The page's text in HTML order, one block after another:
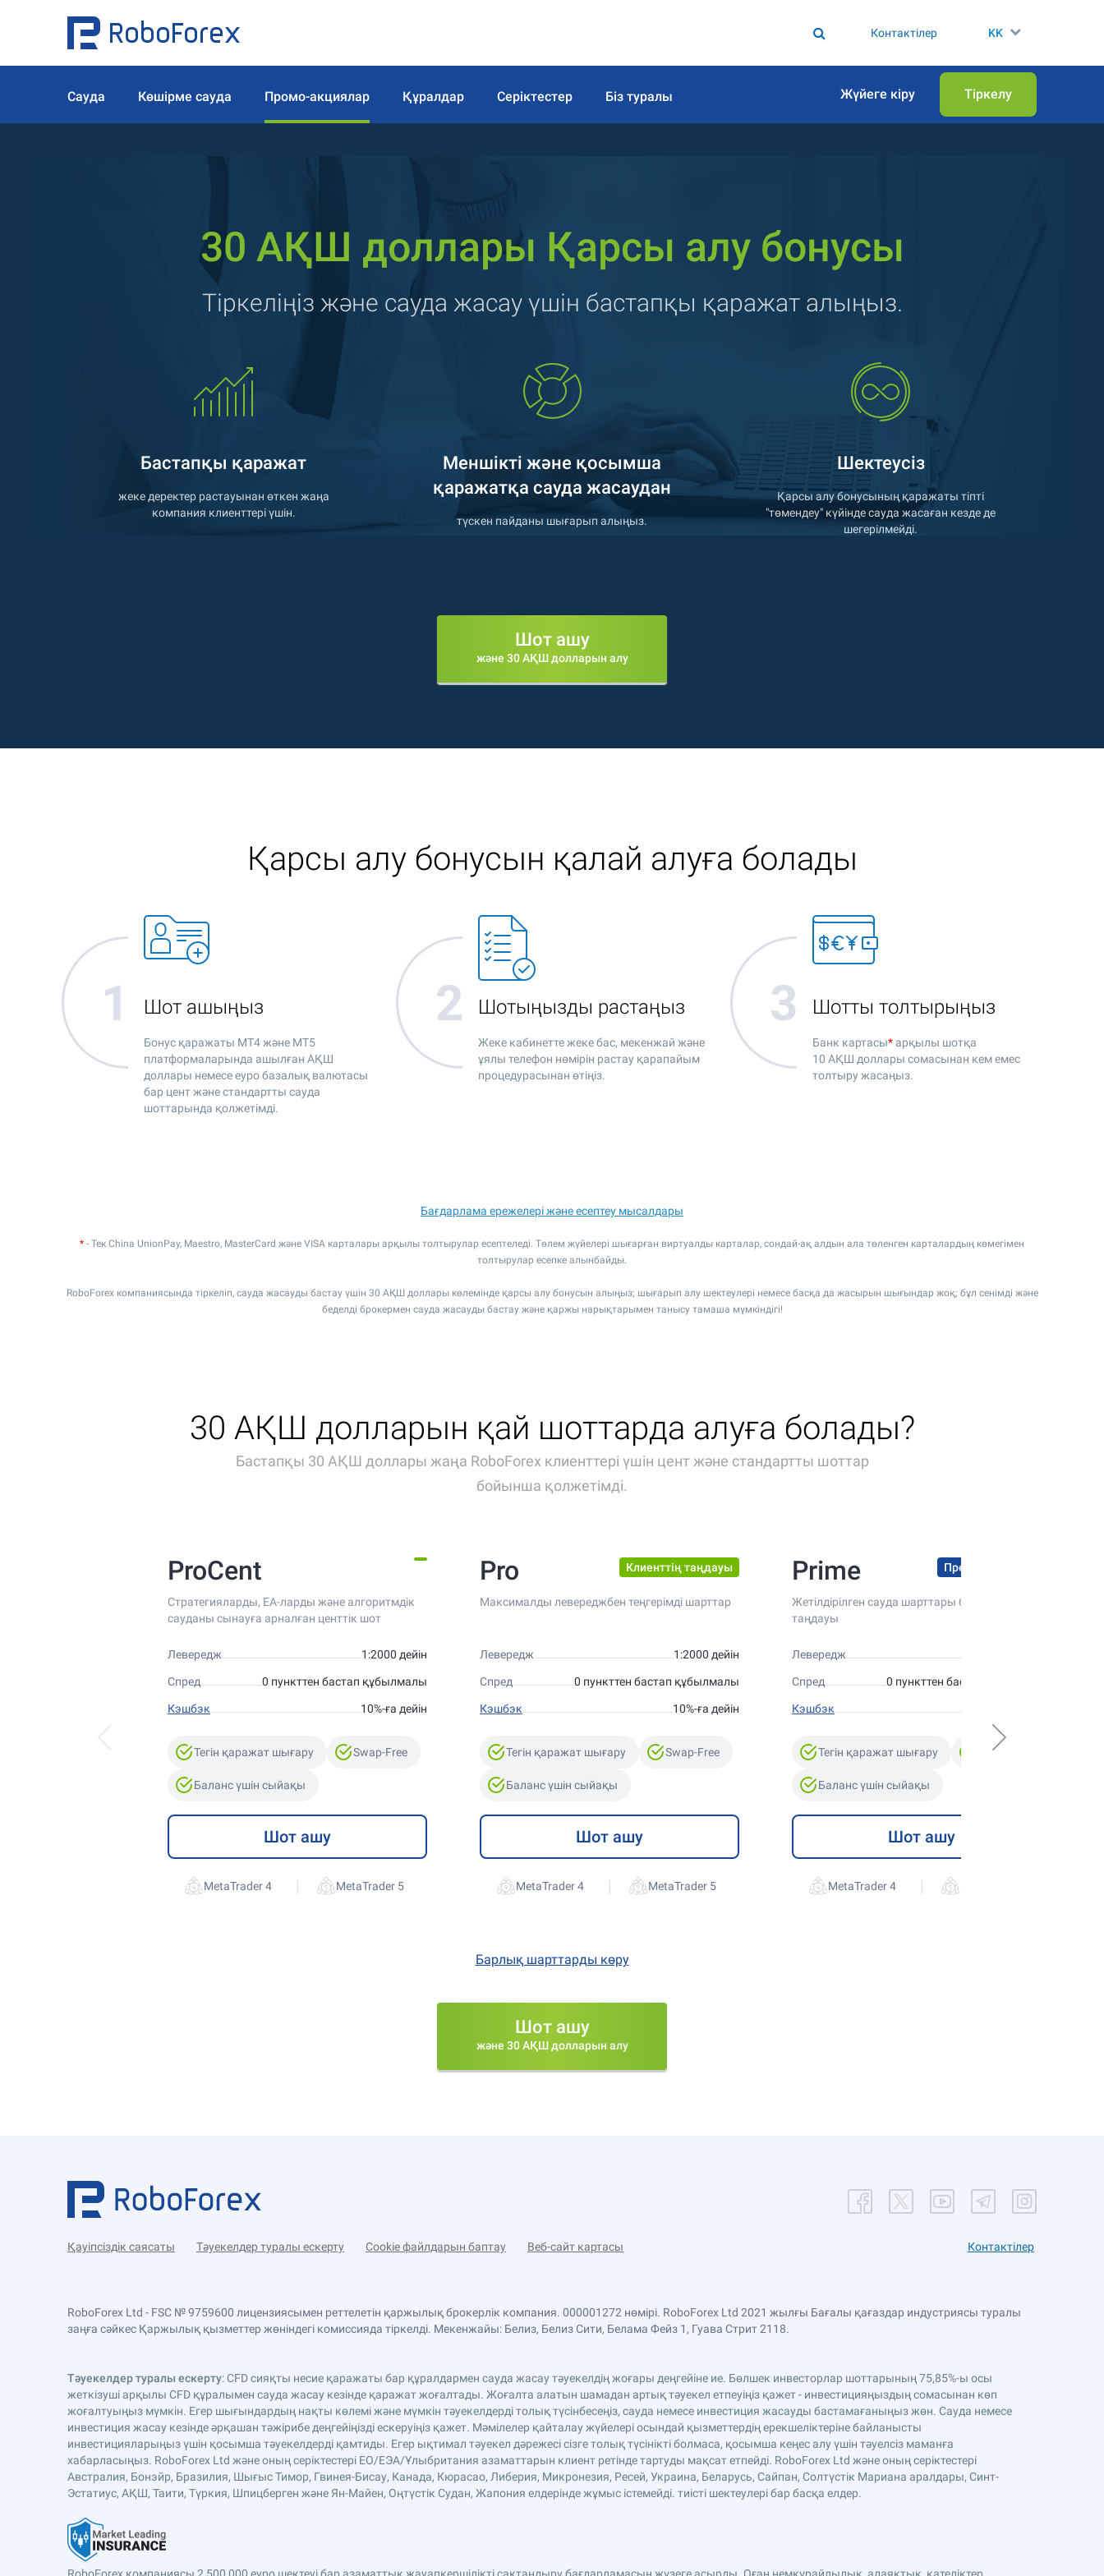
Контактілер KK
Сауда Көшірме сауда Промо-акциялар Құралдар Серіктестер Біз туралы Жүйеге кіру Тіркелу
30 АҚШ доллары Қарсы алу бонусы
Тіркеліңіз және сауда жасау үшін бастапқы қаражат алыңыз.
Бастапқы қаражат
жеке деректер растауынан өткен жаңа
компания клиенттері үшін.
Меншікті және қосымша
қаражатқа сауда жасаудан
түскен пайданы шығарып алыңыз.
Шектеусіз
Қарсы алу бонусының қаражаты тіпті
"төмендеу" күйінде сауда жасаған кезде де
шегерілмейді.
Шот ашу
және 30 АҚШ долларын алу
Қарсы алу бонусын қалай алуға болады
Шот ашыңыз
Бонус қаражаты MT4 және MT5
платформаларында ашылған АҚШ
доллары немесе еуро базалық валютасы
бар цент және стандартты сауда
шоттарында қолжетімді.
Шотыңызды растаңыз
Жеке кабинетте жеке бас, мекенжай және
ұялы телефон нөмірін растау қарапайым
процедурасынан өтіңіз.
Шотты толтырыңыз
Банк картасы*арқылы шотқа
10 АҚШ доллары сомасынан кем емес
толтыру жасаңыз.
Бағдарлама ережелері және есептеу мысалдары
* - Тек China UnionPay, Maestro, MasterCard және VISA карталары арқылы толтырулар есептеледі. Төлем жүйелері шығарған виртуалды карталар, сондай-ақ алдын ала төленген карталардың көмегімен
толтырулар есепке алынбайды.
RoboForex компаниясында тіркеліп, сауда жасауды бастау үшін 30 АҚШ доллары көлемінде қарсы алу бонусын алыңыз; шығарып алу шектеулері немесе басқа да жасырын шығындар жоқ; бұл сенімді және
беделді брокермен сауда жасауды бастау және қаржы нарықтарымен танысу тамаша мүмкіндігі!
30 АҚШ долларын қай шоттарда алуға болады?
Бастапқы 30 АҚШ доллары жаңа RoboForex клиенттері үшін цент және стандартты шоттар
бойынша қолжетімді.
ProCent
Стратегияларды, EA-ларды және алгоритмдік
сауданы сынауға арналған центтік шот
Левередж 1:2000 дейін
Спред 0 пункттен бастап құбылмалы
Кэшбэк 10%-ға дейін
Тегін қаражат шығару Swap-Free
Баланс үшін сыйақы
Шот ашу
MetaTrader 4 | MetaTrader 5
Pro Клиенттің таңдауы
Максималды левереджбен теңгерімді шарттар
Левередж 1:2000 дейін
Спред 0 пункттен бастап құбылмалы
Кэшбэк 10%-ға дейін
Тегін қаражат шығару Swap-Free
Баланс үшін сыйақы
Шот ашу
MetaTrader 4 | MetaTrader 5
Prime Премиум шарттар
Жетілдірілген сауда шарттары бар сарапшылар
таңдауы
Левередж
Спред 0 пункттен бастап құбылмалы
Кэшбэк
Тегін қаражат шығару Swap-Free
Баланс үшін сыйақы
Шот ашу
MetaTrader 4 |
Барлық шарттарды көру
Шот ашу
және 30 АҚШ долларын алу
Қауіпсіздік саясаты Тәуекелдер туралы ескерту Cookie файлдарын баптау Веб-сайт картасы Контактілер
RoboForex Ltd - FSC № 9759600 лицензиясымен реттелетін қаржылық брокерлік компания. 000001272 нөмірі. RoboForex Ltd 2021 жылғы Бағалы қағаздар индустриясы туралы
заңға сәйкес Қаржылық қызметтер жөніндегі комиссияда тіркелді. Мекенжайы: Белиз, Белиз Сити, Белама Фейз 1, Гуава Стрит 2118.
Тәуекелдер туралы ескерту: CFD сияқты несие қаражаты бар құралдармен сауда жасау тәуекелдің жоғары деңгейіне ие. Бөлшек инвесторлар шоттарының 75,85%-ы осы
жеткізуші арқылы CFD құралымен сауда жасау кезінде қаражат жоғалтады. Жоғалта алатын шамадан артық тәуекел етпеуіңіз қажет - инвестицияңыздың сомасынан көп
жоғалтуыңыз мүмкін. Егер шығындардың нақты көлемі және мүмкін тәуекелдерді толық түсінбесеңіз, сауда немесе инвестиция жасауды бастамағаныңыз жөн. Сауда немесе
инвестиция жасау кезінде әрқашан тәжірибе деңгейіңізді ескеруіңіз қажет. Мәмілелер қайталау жүйелері осындай қызметтердің ерекшеліктеріне байланысты
инвестицияларыңыз үшін қосымша тәуекелдерді қамтиды. Егер ықтимал тәуекел дәрежесі сізге толық түсінікті болмаса, қосымша кеңес алу үшін тәуелсіз маманға
хабарласыңыз. RoboForex Ltd және оның серіктестері ЕО/ЕЭА/Ұлыбритания азаматтарын клиент ретінде тартуды мақсат етпейді. RoboForex Ltd және оның серіктестері
Австралия, Бонэйр, Бразилия, Шығыс Тимор, Гвинея-Бисау, Канада, Кюрасао, Либерия, Микронезия, Ресей, Украина, Беларусь, Сайпан, Солтүстік Мариана аралдары, Синт-
Эстатиус, АҚШ, Таити, Түркия, Шпицберген және Ян-Майен, Оңтүстік Судан, Жапония елдерінде жұмыс істемейді. тиісті шектеулері бар басқа елдер.